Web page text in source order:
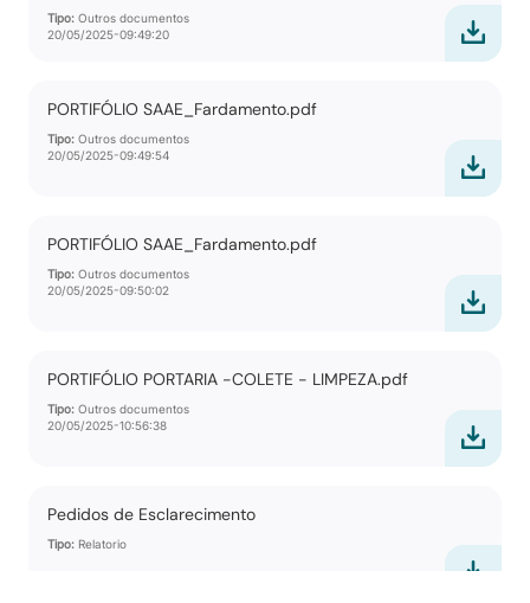
Tipo: Outros documentos
20/05/2025-09:49:20
PORTIFÓLIO SAAE_Fardamento.pdf
Tipo: Outros documentos
20/05/2025-09:49:54
PORTIFÓLIO SAAE_Fardamento.pdf
Tipo: Outros documentos
20/05/2025-09:50:02
PORTIFÓLIO PORTARIA -COLETE - LIMPEZA.pdf
Tipo: Outros documentos
20/05/2025-10:56:38
Pedidos de Esclarecimento
Tipo: Relatorio